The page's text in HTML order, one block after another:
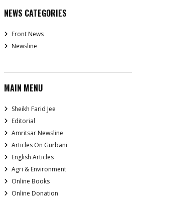
NEWS CATEGORIES
Front News
Newsline
MAIN MENU
Sheikh Farid Jee
Editorial
Amritsar Newsline
Articles On Gurbani
English Articles
Agri & Environment
Online Books
Online Donation